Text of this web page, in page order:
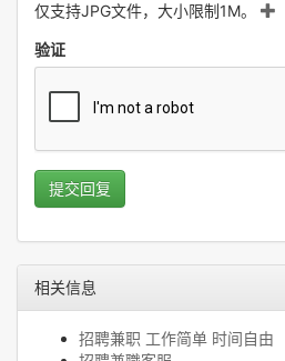
仅支持JPG文件，大小限制1M。
验证
提交回复
相关信息
招聘兼职 工作简单 时间自由